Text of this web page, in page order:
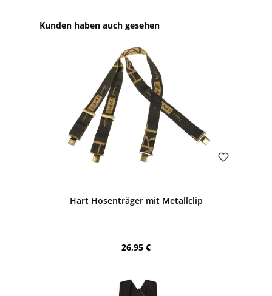
Produktgalerie überspringen
Kunden haben auch gesehen
Hart Hosenträger mit Metallclip
Regulärer Preis:
26,95 €